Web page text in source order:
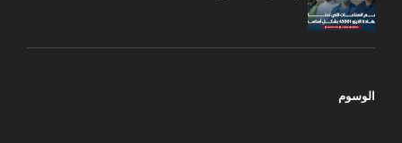
الوسوم